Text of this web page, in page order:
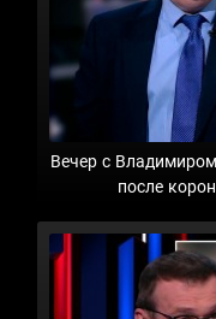
Вечер с
после